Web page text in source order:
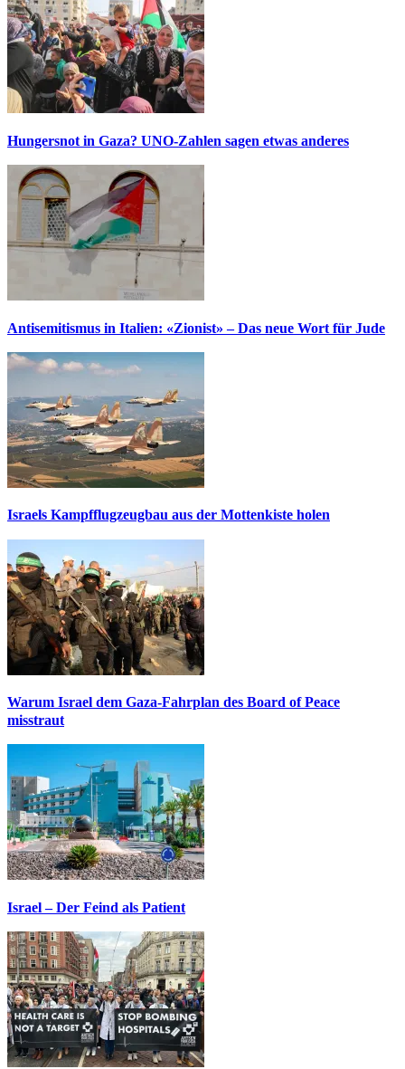
Hungersnot in Gaza? UNO-Zahlen sagen etwas anderes
Antisemitismus in Italien: «Zionist» – Das neue Wort für Jude
Israels Kampfflugzeugbau aus der Mottenkiste holen
Warum Israel dem Gaza-Fahrplan des Board of Peace
misstraut
Israel – Der Feind als Patient